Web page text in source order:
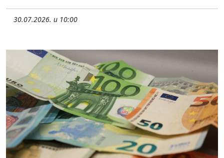
30.07.2026. u 10:00